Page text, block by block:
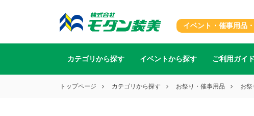
イベント・催事用品
カテゴリから探す イベントから探す ご利用ガイド
トップページ カテゴリから探す お祭り・催事用品 お祭